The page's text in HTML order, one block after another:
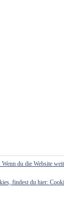
du die Website
findest du hier: